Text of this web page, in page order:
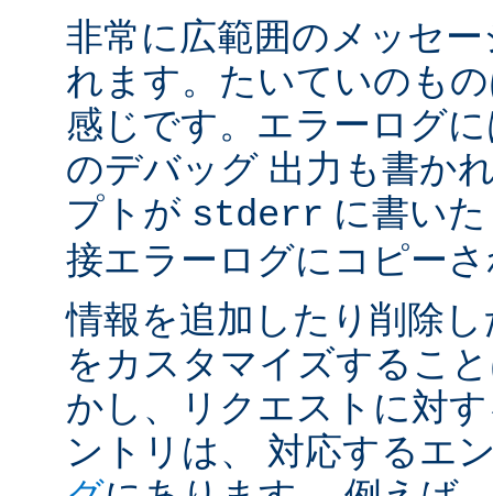
非常に広範囲のメッセ
れます。たいていのも
感じです。エラーログ
のデバッグ 出力も書か
プトが stderr に書い
接エラーログにコピー
情報を追加したり削除
をカスタマイズするこ
かし、リクエストに対
ントリは、 対応するエ